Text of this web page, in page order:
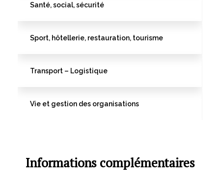
Santé, social, sécurité
Sport, hôtellerie, restauration, tourisme
Transport – Logistique
Vie et gestion des organisations
Informations complémentaires